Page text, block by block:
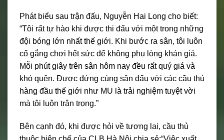
Phát biểu sau trận đấu, Nguyễn Hai Long cho biết:
“Tôi rất tự hào khi được thi đấu với một trong những
đội bóng lớn nhất thế giới. Khi bước ra sân, tôi luôn
cố gắng chơi hết sức để không phụ lòng khán giả.
Mỗi phút giây trên sân hôm nay đều rất quý giá và
khó quên. Được đứng cùng sân đấu với các cầu thủ
hàng đầu thế giới như MU là trải nghiệm tuyệt vời
mà tôi luôn trân trọng.”
Bên cạnh đó, khi được hỏi về tương lai, cầu thủ